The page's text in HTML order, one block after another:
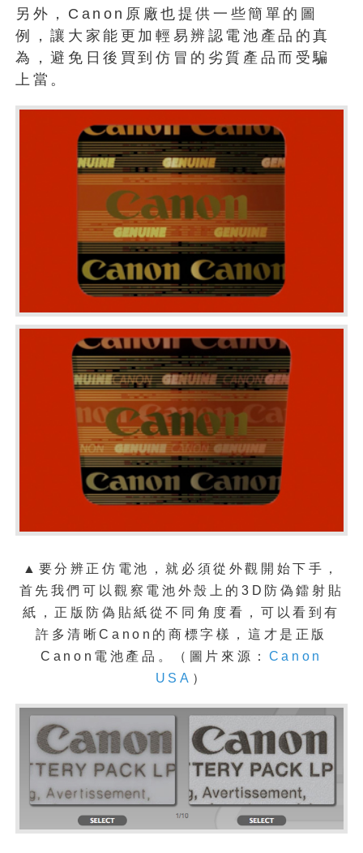
另外，Canon原廠也提供一些簡單的圖
例，讓大家能更加輕易辨認電池產品的真
為，避免日後買到仿冒的劣質產品而受騙
上當。
▲ 要分辨正仿電池，就必須從外觀開始下手，
首先我們可以觀察電池外殼上的3D防偽鐳射貼
紙，正版防偽貼紙從不同角度看，可以看到有
許多清晰Canon的商標字樣，這才是正版
Canon電池產品。
（圖片來源： Canon
USA ）